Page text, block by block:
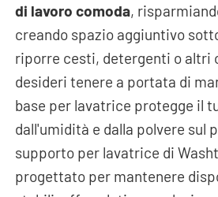
di lavoro comoda,
creando spazio aggiuntivo
riporre cesti, detergenti o altri
desideri tenere a portata di
base per lavatrice protegge il
dall'umidità e dalla polvere sul
supporto per lavatrice di
progettato per mantenere